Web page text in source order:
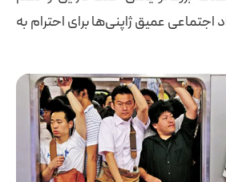
اجتماعی عمیق ژاپنی‌ها برای احترام به